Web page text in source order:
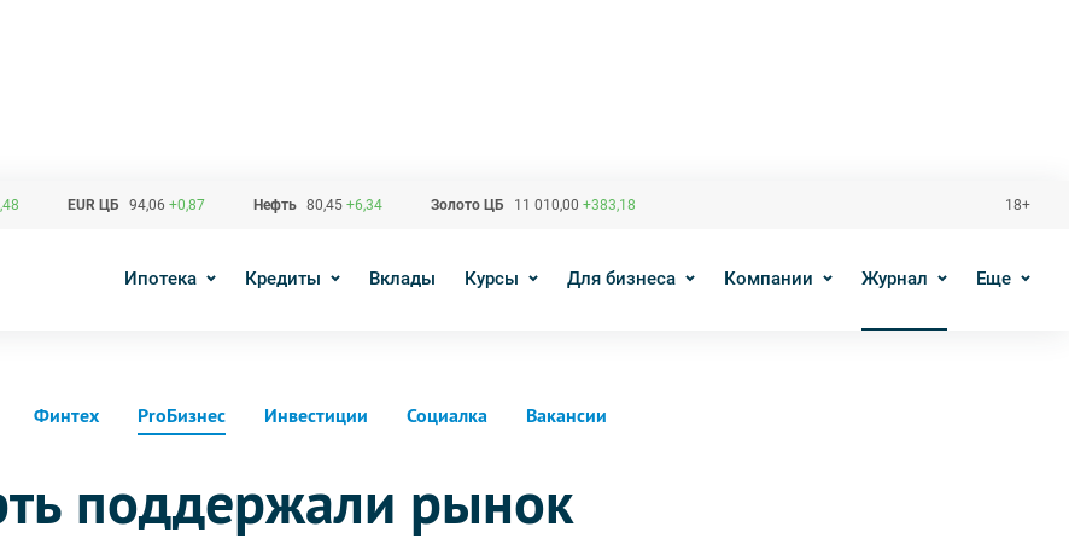
EUR ЦБ 94,06 +0,87 Нефть 80,45 +6,34 Золото ЦБ 11 010,00 +383,18 18+
Ипотека Кредиты Вклады Курсы Для бизнеса Компании Журнал Еще
Финтех ProБизнес Инвестиции Социалка Вакансии
поддержали рынок